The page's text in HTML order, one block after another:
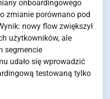
onboardingowego
zmianie porównano pod
nowy flow zwiększył
użytkowników, ale
segmencie
udało się wprowadzić
testowaną tylko